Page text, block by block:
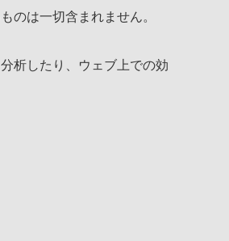
のは一切含まれません。
析したり、ウェブ上での効